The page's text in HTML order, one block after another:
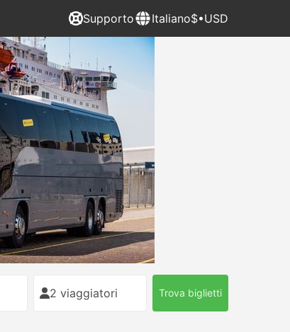
Supporto Italiano$•USD
2 viaggiatori Trova biglietti